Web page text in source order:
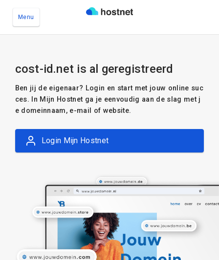
Menu
cost-id.net is al geregistreerd
Ben jij de eigenaar? Login en start met jouw online suc
ces. In Mijn Hostnet ga je eenvoudig aan de slag met j
e domeinnaam, e-mail of website.
Login Mijn Hostnet